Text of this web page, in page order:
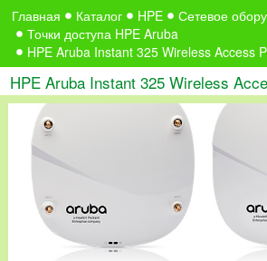
Главная Каталог HPE
Сетевое
Точки доступа HPE Aruba
HPE Aruba Instant 325 Wireless Access
HPE Aruba Instant 325 Wireless